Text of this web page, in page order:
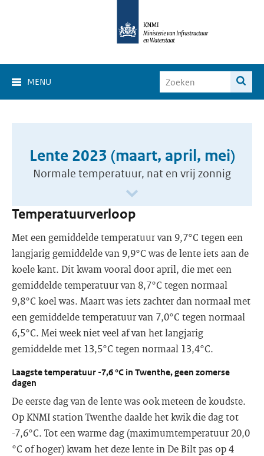
MENU
Lente 2023 (maart, april, mei)
Normale temperatuur, nat en vrij zonnig
Temperatuurverloop
Met een gemiddelde temperatuur van 9,7°C tegen een
langjarig gemiddelde van 9,9°C was de lente iets aan de
koele kant. Dit kwam vooral door april, die met een
gemiddelde temperatuur van 8,7°C tegen normaal
9,8°C koel was. Maart was iets zachter dan normaal met
een gemiddelde temperatuur van 7,0°C tegen normaal
6,5°C. Mei week niet veel af van het langjarig
gemiddelde met 13,5°C tegen normaal 13,4°C.
Laagste temperatuur -7,6 °C in Twenthe, geen zomerse
dagen
De eerste dag van de lente was ook meteen de koudste.
Op KNMI station Twenthe daalde het kwik die dag tot
-7,6°C. Tot een warme dag (maximumtemperatuur 20,0
°C of hoger) kwam het deze lente in De Bilt pas op 4